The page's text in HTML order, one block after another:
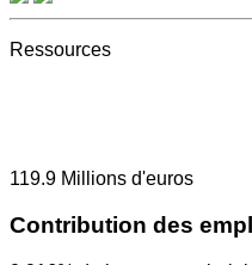
Ressources
119.9 Millions d'euros
Contribution des